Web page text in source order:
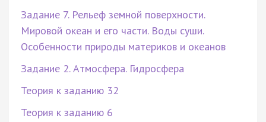
Задание 7. Рельеф земной поверхности.
Мировой океан и его части. Воды суши.
Особенности природы материков и океанов
Задание 2. Атмосфера. Гидросфера
Теория к заданию 32
Теория к заданию 6